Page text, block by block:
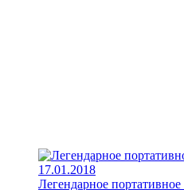
17.01.2018
Легендарное